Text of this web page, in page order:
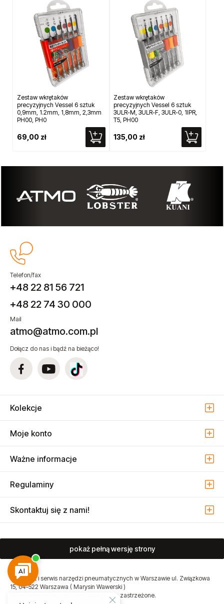
Zestaw wkrętaków
precyzyjnych Vessel 6 sztuk
0,9mm, 1.2mm, 1,8mm, 2,3mm
PH00, PH0
69,00 zł
Zestaw wkrętaków
precyzyjnych Vessel 6 sztuk
3ULR-M, 3ULR-F, 3ULR-0, 1IPR,
T5, PH00
135,00 zł
Telefon/fax
+48 22 81 56 721
+48 22 74 30 000
Mail
atmo@atmo.com.pl
Dołącz do nas i bądź na bieżąco!
Kolekcje
Moje konto
Ważne informacje
Regulaminy
Skontaktuj się z nami!
pokaż pełną wersję strony
Sprzedaż i serwis narzędzi pneumatycznych w Warszawie ul. Związkowa
15, 04-522 Warszawa ( Marysin Wawerski )
© 2026 Atmo Sp. z o.o. Wszelkie prawa zastrzeżone.